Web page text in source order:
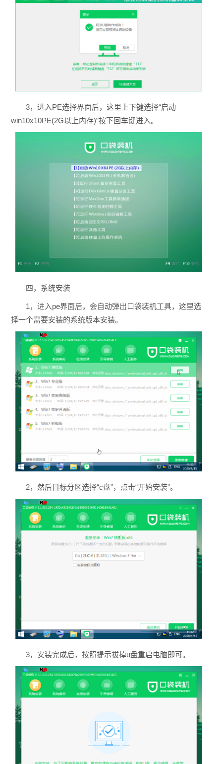
3，进入PE选择界面后，这里上下键选择“启动
win10x10PE(2G以上内存)”按下回车键进入。
四，系统安装
1，进入pe界面后，会自动弹出口袋装机工具，这里选
择一个需要安装的系统版本安装。
2，然后目标分区选择“c盘”，点击“开始安装”。
3，安装完成后，按照提示拔掉u盘重启电脑即可。